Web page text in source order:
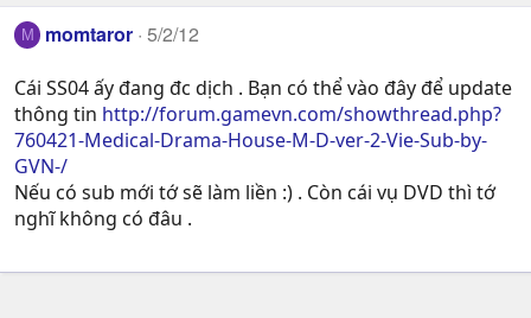
M momtaror 5/2/12
Cái SS04 ấy đang đc dịch . Bạn có thể vào đây để update
thông tin http://forum.gamevn.com/showthread.php?
760421-Medical-Drama-House-M-D-ver-2-Vie-Sub-by-
GVN-/
Nếu có sub mới tớ sẽ làm liền :) . Còn cái vụ DVD thì tớ
nghĩ không có đâu .